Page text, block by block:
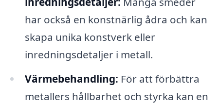
har också en konstnärlig ådra och kan
skapa unika konstverk eller
inredningsdetaljer i metall.
Värmebehandling: För att förbättra
metallers hållbarhet och styrka kan en